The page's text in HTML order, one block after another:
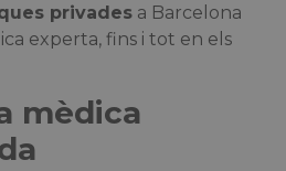
privades a Barcelona
experta, fins i tot en els
mèdica